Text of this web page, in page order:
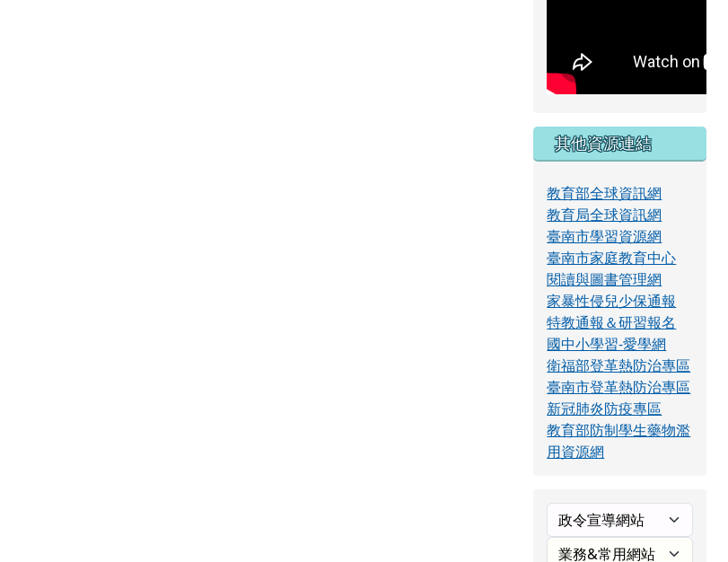
其他資源連結
教育部全球資訊網
教育局全球資訊網
臺南市學習資源網
臺南市家庭教育中心
閱讀與圖書管理網
家暴性侵兒少保通報
特教通報＆研習報名
國中小學習-愛學網
衛福部登革熱防治專區
臺南市登革熱防治專區
新冠肺炎防疫專區
教育部防制學生藥物濫
用資源網